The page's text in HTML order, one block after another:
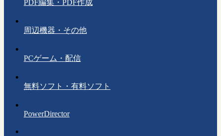
PDF編集・PDF作成
周辺機器・その他
PCゲーム・配信
無料ソフト・有料ソフト
PowerDirector